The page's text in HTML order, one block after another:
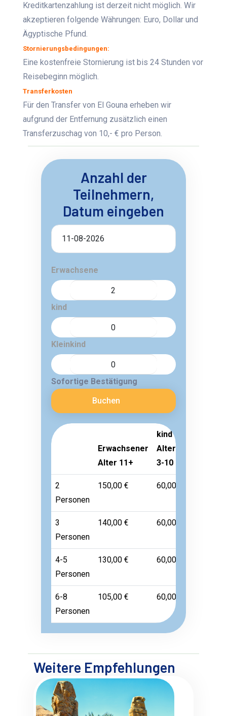
Kreditkartenzahlung ist derzeit nicht möglich. Wir
akzeptieren folgende Währungen: Euro, Dollar und
Ägyptische Pfund.
Stornierungsbedingungen:
Eine kostenfreie Stornierung ist bis 24 Stunden vor
Reisebeginn möglich.
Transferkosten
Für den Transfer von El Gouna erheben wir
aufgrund der Entfernung zusätzlich einen
Transferzuschag von 10,- € pro Person.
Anzahl der
Teilnehmern,
Datum eingeben
Erwachsene
kind
Kleinkind
Sofortige Bestätigung
Buchen
Erwachsener
Alter 11+
kind
Alter
3-10
2
Personen
150,00 € 60,00 €
3
Personen
140,00 € 60,00 €
4-5
Personen
130,00 € 60,00 €
6-8
Personen
105,00 € 60,00 €
Weitere Empfehlungen